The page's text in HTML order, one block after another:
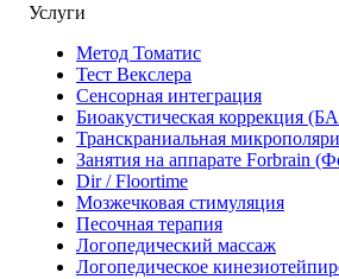
Услуги
Метод Томатис
Тест Векслера
Сенсорная интеграция
Биоакустическая коррекция
Транскраниальная
Занятия на аппарате Forbrain
Dir / Floortime
Мозжечковая стимуляция
Песочная терапия
Логопедический массаж
Логопедическое